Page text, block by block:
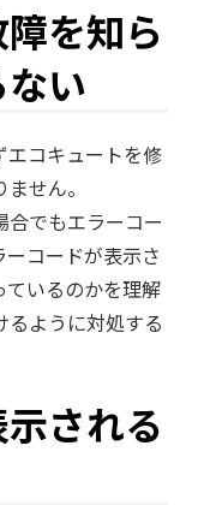
を知ら
い
エコキュートを修
せん。
でもエラーコー
コードが表示さ
ているのかを理解
るように対処する
される